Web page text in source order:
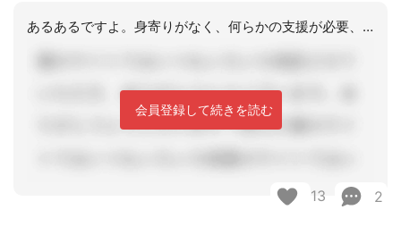
あるあるですよ。身寄りがなく、何らかの支援が必要、要介護認定が受けられる・・この
会員登録して続きを読む
13 2